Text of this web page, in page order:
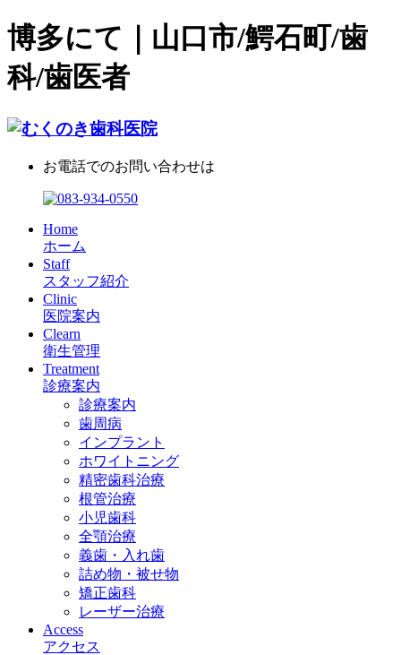
博多にて｜山口市/鰐石町/歯
科/歯医者
お電話でのお問い合わせは
Home
ホーム
Staff
スタッフ紹介
Clinic
医院案内
Clearn
衛生管理
Treatment
診療案内
診療案内
歯周病
インプラント
ホワイトニング
精密歯科治療
根管治療
小児歯科
全顎治療
義歯・入れ歯
詰め物・被せ物
矯正歯科
レーザー治療
Access
アクセス